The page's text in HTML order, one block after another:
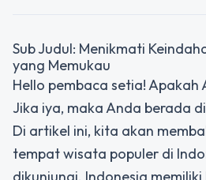
Sub Judul: Menikmati
yang Memukau
Hello pembaca setia! Apakah
Jika iya, maka Anda berada
Di artikel ini, kita akan
tempat wisata populer di